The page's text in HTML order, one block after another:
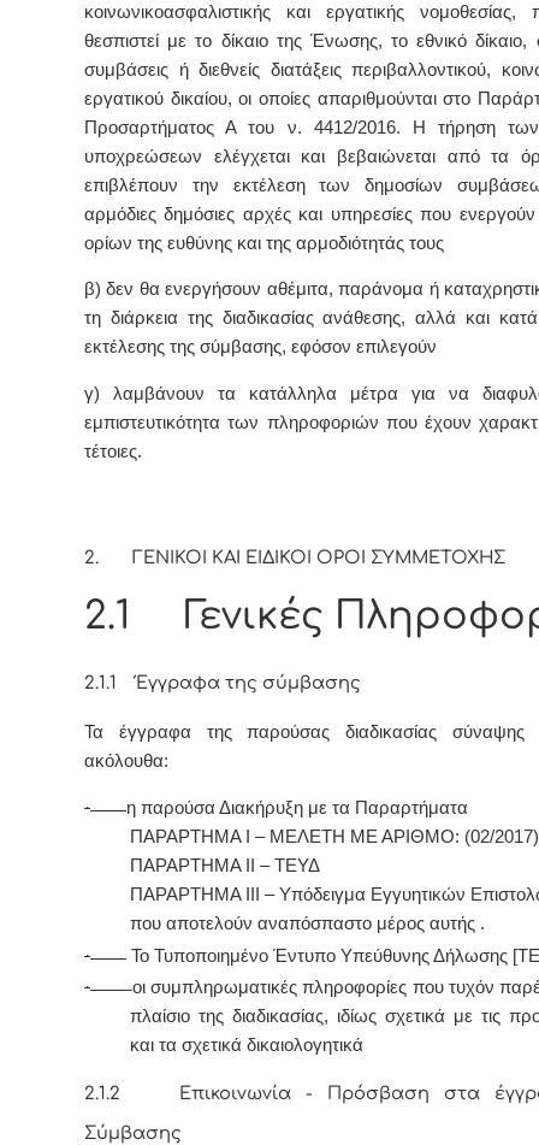
κοινωνικοασφαλιστικής και εργατικής
θεσπιστεί με το δίκαιο της Ένωσης, το εθνικό δίκαιο,
συμβάσεις ή διεθνείς διατάξεις περιβαλλοντικού,
εργατικού δικαίου, οι οποίες απαριθμούνται στο
Προσαρτήματος Α του ν. 4412/2016. Η τήρηση
υποχρεώσεων ελέγχεται και βεβαιώνεται από τα
επιβλέπουν την εκτέλεση των δημοσίων
αρμόδιες δημόσιες αρχές και υπηρεσίες που
ορίων της ευθύνης και της αρμοδιότητάς τους
β) δεν θα ενεργήσουν αθέμιτα, παράνομα ή
τη διάρκεια της διαδικασίας ανάθεσης, αλλά και
εκτέλεσης της σύμβασης, εφόσον επιλεγούν
γ) λαμβάνουν τα κατάλληλα μέτρα για να
εμπιστευτικότητα των πληροφοριών που έχουν
τέτοιες.
2. ΓΕΝΙΚΟΙ ΚΑΙ ΕΙΔΙΚΟΙ ΟΡΟΙ ΣΥΜΜΕΤΟΧΗΣ
2.1 Γενικές
2.1.1 Έγγραφα της σύμβασης
Τα έγγραφα της παρούσας διαδικασίας
ακόλουθα:
· η παρούσα Διακήρυξη με τα Παραρτήματα
ΠΑΡΑΡΤΗΜΑ Ι – ΜΕΛΕΤΗ ΜΕ ΑΡΙΘΜΟ: (02/2017)
ΠΑΡΑΡΤΗΜΑ Ι
– ΤΕΥΔ
ΠΑΡΑΡΤΗΜΑ
ΙΙ – Υπόδειγμα Εγγυητικών
που αποτελούν αναπόσπαστο μέρος αυτής .
· Το Τυποποιημένο Έντυπο Υπεύθυνης Δήλωσης
·
οι συμπληρωματικές πληροφορίες που τυχόν
πλαίσιο της διαδικασίας, ιδίως σχετικά με τις
και τα σχετικά δικαιολογητικά
2.1.2 Επικοινωνία - Πρόσβαση στα
Σύμβασης